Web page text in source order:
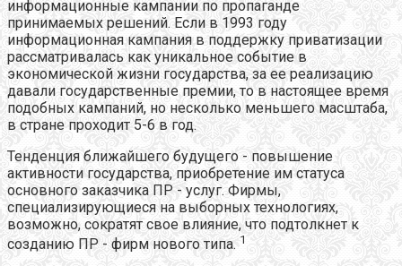
информационные кампании по пропаганде
принимаемых решений. Если в 1993 году
информационная кампания в поддержку приватизации
рассматривалась как уникальное событие в
экономической жизни государства, за ее реализацию
давали государственные премии, то в настоящее время
подобных кампаний, но несколько меньшего масштаба,
в стране проходит 5-6 в год.
Тенденция ближайшего будущего - повышение
активности государства, приобретение им статуса
основного заказчика ПР - услуг. Фирмы,
специализирующиеся на выборных технологиях,
возможно, сократят свое влияние, что подтолкнет к
созданию ПР - фирм нового типа. 1